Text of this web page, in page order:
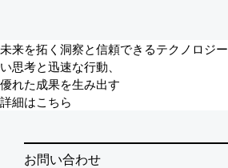
未来を拓く洞察と信頼できるテクノロジー
い思考と迅速な行動、
優れた成果を生み出す
詳細はこちら
お問い合わせ